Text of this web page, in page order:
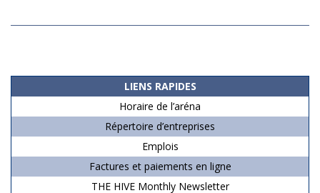
15
LIENS RAPIDES
Horaire de l’aréna
Répertoire d’entreprises
Emplois
Factures et paiements en ligne
THE HIVE Monthly Newsletter